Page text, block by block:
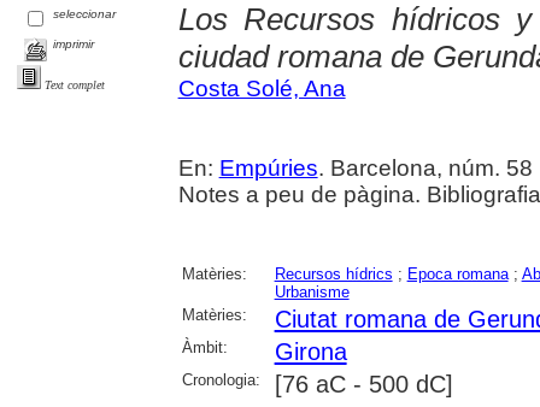
seleccionar
imprimir
Text complet
Los Recursos hídricos
ciudad romana de
Costa Solé, Ana
En: Empúries. Barcelona, núm.
Notes a peu de pàgina.
Matèries: Recursos hídrics ; Epoca romana;
Urbanisme
Matèries:
Ciutat romana de
Àmbit: Girona
Cronologia: [76 aC - 500 dC]